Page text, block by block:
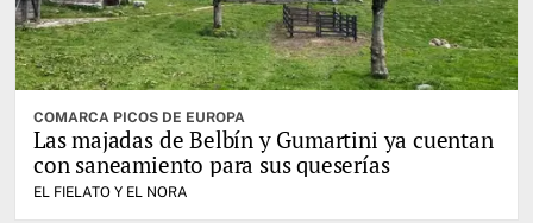
COMARCA PICOS DE EUROPA
Las majadas de Belbín y Gumartini ya cuentan
con saneamiento para sus queserías
EL FIELATO Y EL NORA